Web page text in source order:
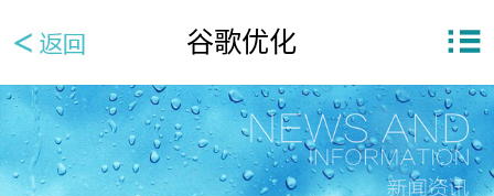
谷歌优化